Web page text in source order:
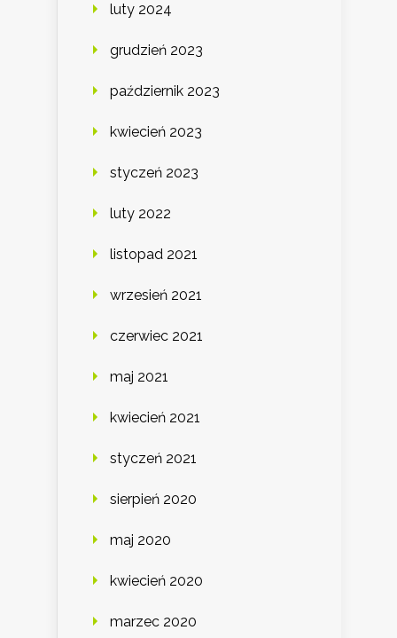
luty 2024
grudzień 2023
październik 2023
kwiecień 2023
styczeń 2023
luty 2022
listopad 2021
wrzesień 2021
czerwiec 2021
maj 2021
kwiecień 2021
styczeń 2021
sierpień 2020
maj 2020
kwiecień 2020
marzec 2020